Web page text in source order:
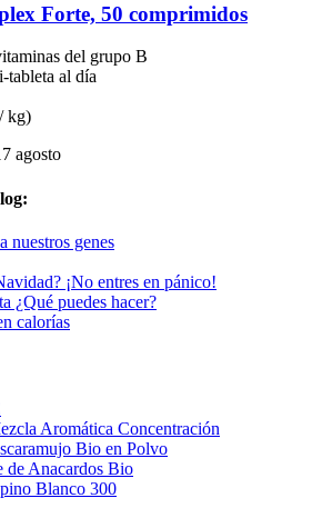
Forte, 50 comprimidos
del grupo B
tableta al día
kg)
agosto
nuestros genes
¡No entres en pánico!
¿Qué puedes hacer?
calorías
Aromática Concentración
Bio en Polvo
de Anacardos Bio
Blanco 300